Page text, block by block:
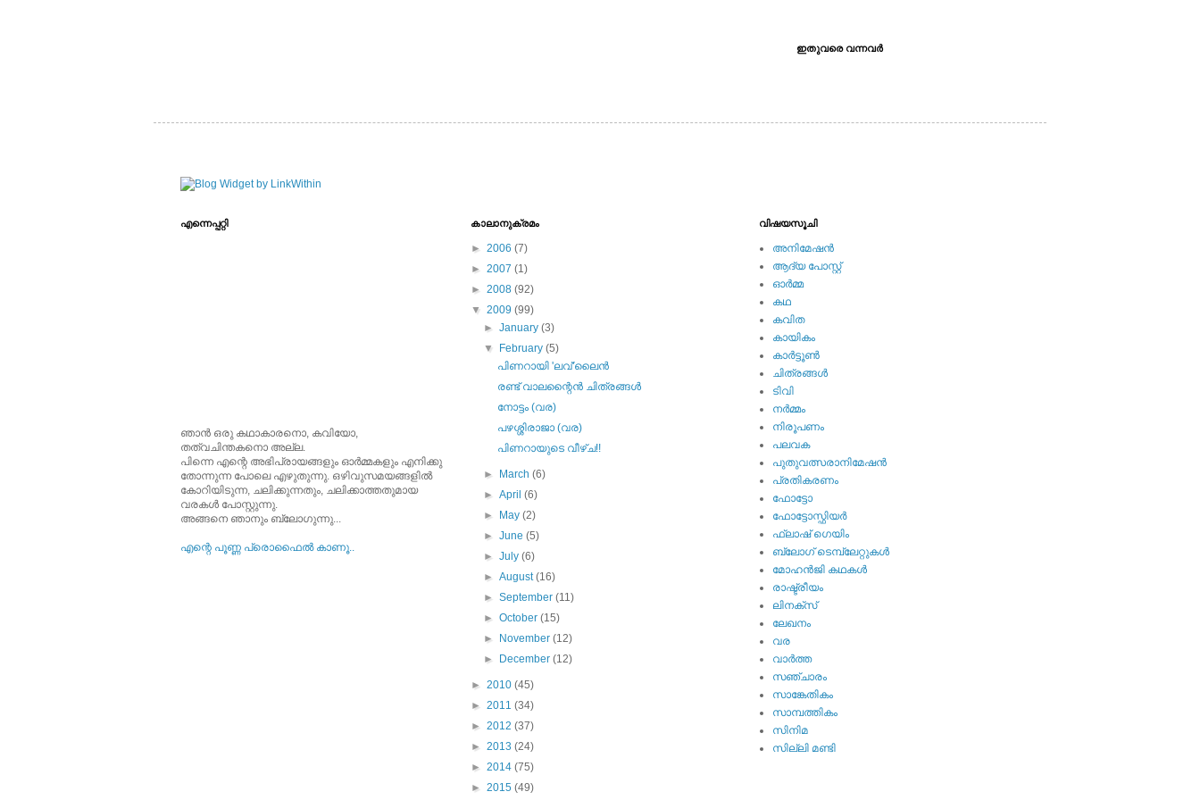
ഇതുവരെ വന്നവര്‍
എന്നെപ്പറ്റി
ഞാന്‍ ഒരു കഥാകാരനൊ, കവിയോ,
തത്വചിന്തകനൊ അല്ല.
പിന്നെ എന്റെ അഭിപ്രായങ്ങളും ഓര്‍മ്മകളും എനിക്കു
തോന്നുന്ന പോലെ എഴുതുന്നു. ഒഴിവുസമയങ്ങളില്‍
കോറിയിടുന്ന, ചലിക്കുന്നതും, ചലിക്കാത്തതുമായ
വരകള്‍ പോസ്റ്റുന്നു.
അങ്ങനെ ഞാനും ബ്ലോഗുന്നു...
എന്റെ പൂ‍ണ്ണ പ്രൊഫൈല്‍ കാണൂ..
കാലാനുക്രമം
► 2006 (7)
► 2007 (1)
► 2008 (92)
▼ 2009 (99)
►January(3)
▼ February(5)
പിണറായി 'ലവ്‌'ലൈന്‍
രണ്ട്‌ വാലന്റൈന്‍ ചിത്രങ്ങള്‍
നോട്ടം (വര)
പഴശ്ശിരാജാ (വര)
പിണറായുടെ വീഴ്ച!!
► March(6)
►April(6)
► May(2)
►June(5)
►July(6)
►August(16)
►September(11)
►October(15)
► November(12)
► December(12)
► 2010 (45)
► 2011 (34)
► 2012 (37)
► 2013 (24)
► 2014 (75)
► 2015 (49)
വിഷയസൂചി
അനിമേഷന്‍
ആദ്യ പോസ്റ്റ്
ഓര്‍മ്മ
കഥ
കവിത
കായികം
കാര്‍ട്ടൂണ്‍
ചിത്രങ്ങള്‍
ടിവി
നര്‍മ്മം
നിരൂപണം
പലവക
പുതുവത്സരാനിമേഷന്‍
പ്രതികരണം
ഫോട്ടോ
ഫോട്ടോസ്ഫിയര്‍
ഫ്ലാഷ്‌ ഗെയിം
ബ്ലോഗ് ടെമ്പ്ലേറ്റുകള്‍
മോഹന്‍ജി കഥകള്‍
രാഷ്ട്രീയം
ലിനക്സ്
ലേഖനം
വര
വാര്‍ത്ത
സഞ്ചാരം
സാങ്കേതികം
സാമ്പത്തികം
സിനിമ
സില്ലി മണ്ടി